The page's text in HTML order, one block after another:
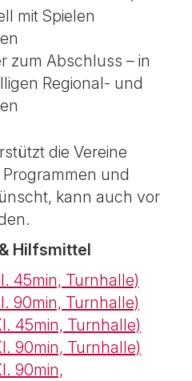
mit Spielen
zum Abschluss – in
Regional- und
die Vereine
und
kann auch vor
Hilfsmittel
45min, Turnhalle)
90min, Turnhalle)
45min, Turnhalle)
90min, Turnhalle)
90min,